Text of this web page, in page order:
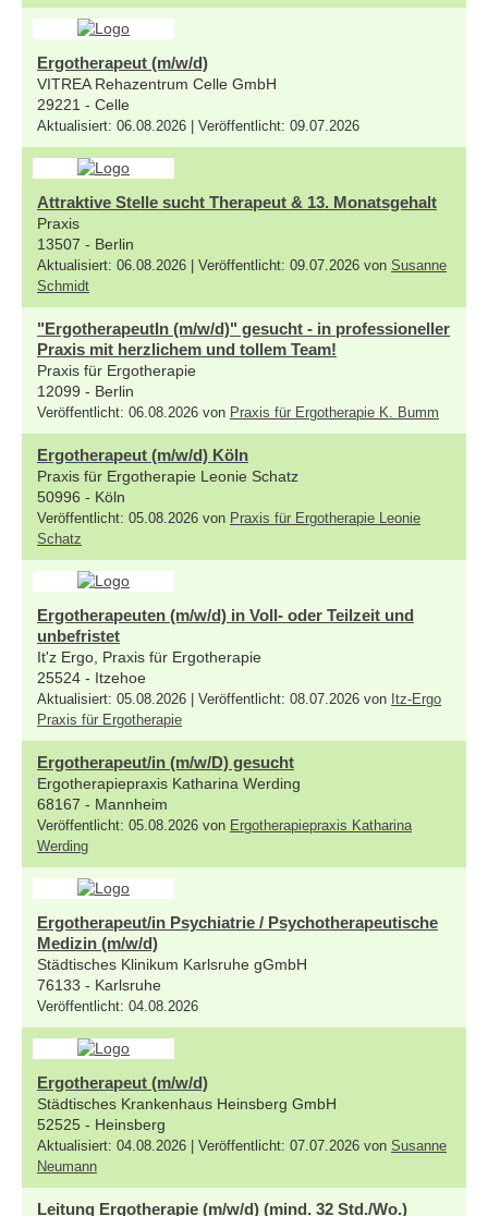
Ergotherapeut (m/w/d)
VITREA Rehazentrum Celle GmbH
29221 - Celle
Aktualisiert: 06.08.2026 | Veröffentlicht: 09.07.2026
Attraktive Stelle sucht Therapeut & 13. Monatsgehalt
Praxis
13507 - Berlin
Aktualisiert: 06.08.2026 | Veröffentlicht: 09.07.2026 von Susanne
Schmidt
"ErgotherapeutIn (m/w/d)" gesucht - in professioneller
Praxis mit herzlichem und tollem Team!
Praxis für Ergotherapie
12099 - Berlin
Veröffentlicht: 06.08.2026 von Praxis für Ergotherapie K. Bumm
Ergotherapeut (m/w/d) Köln
Praxis für Ergotherapie Leonie Schatz
50996 - Köln
Veröffentlicht: 05.08.2026 von Praxis für Ergotherapie Leonie
Schatz
Ergotherapeuten (m/w/d) in Voll- oder Teilzeit und
unbefristet
It'z Ergo, Praxis für Ergotherapie
25524 - Itzehoe
Aktualisiert: 05.08.2026 | Veröffentlicht: 08.07.2026 von Itz-Ergo
Praxis für Ergotherapie
Ergotherapeut/in (m/w/D) gesucht
Ergotherapiepraxis Katharina Werding
68167 - Mannheim
Veröffentlicht: 05.08.2026 von Ergotherapiepraxis Katharina
Werding
Ergotherapeut/in Psychiatrie / Psychotherapeutische
Medizin (m/w/d)
Städtisches Klinikum Karlsruhe gGmbH
76133 - Karlsruhe
Veröffentlicht: 04.08.2026
Ergotherapeut (m/w/d)
Städtisches Krankenhaus Heinsberg GmbH
52525 - Heinsberg
Aktualisiert: 04.08.2026 | Veröffentlicht: 07.07.2026 von Susanne
Neumann
Leitung Ergotherapie (m/w/d) (mind. 32 Std./Wo.)